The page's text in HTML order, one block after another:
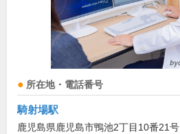
所在地・電話番号
騎射場駅
鹿児島県鹿児島市鴨池2丁目10番21号